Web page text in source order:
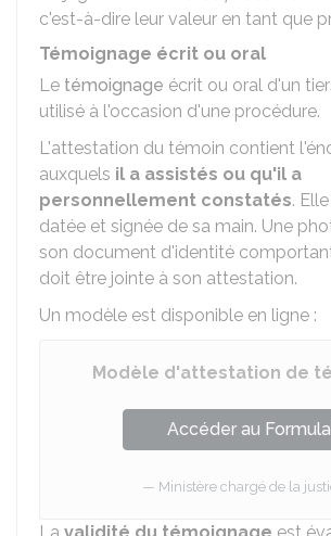
c'est-à-dire leur valeur en tant que
Témoignage écrit ou oral
Le témoignage écrit ou oral d'un
utilisé à l'occasion d'une procédure.
L'attestation du témoin contient
auxquels il a assistés ou qu'il a
personnellement constatés.
datée et signée de sa main. Une
son document d'identité
doit être jointe à son attestation.
Un modèle est disponible en ligne :
Modèle d'attestation de
Accéder au
Ministère chargé de la